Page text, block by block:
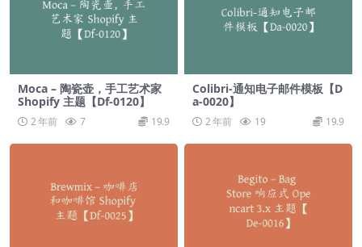
Moca – 陶瓷壶，手工艺术家
Shopify 主题【Df-0120】
2 年前 7 19.9
Colibri-通知电子邮件模板【D
a-0020】
2 年前 19 19.9